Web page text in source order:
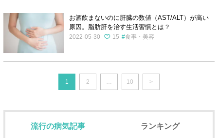
お酒飲まないのに肝臓の数値（AST/ALT）が高い
原因。脂肪肝を治す生活習慣とは？
2022-05-30 15 食事・美容
1 2 … 10 >
流行の病気記事 ランキング